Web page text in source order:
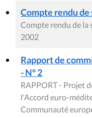
Compte rendu de
Compte rendu de la
2002
Rapport de
- N° 2
RAPPORT - Projet
l'Accord euro-
Communauté